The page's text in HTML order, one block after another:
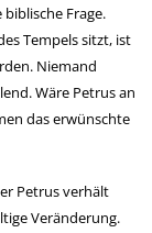
Frage.
Tempels sitzt, ist
Niemand
Wäre Petrus an
das erwünschte
Petrus verhält
Veränderung.